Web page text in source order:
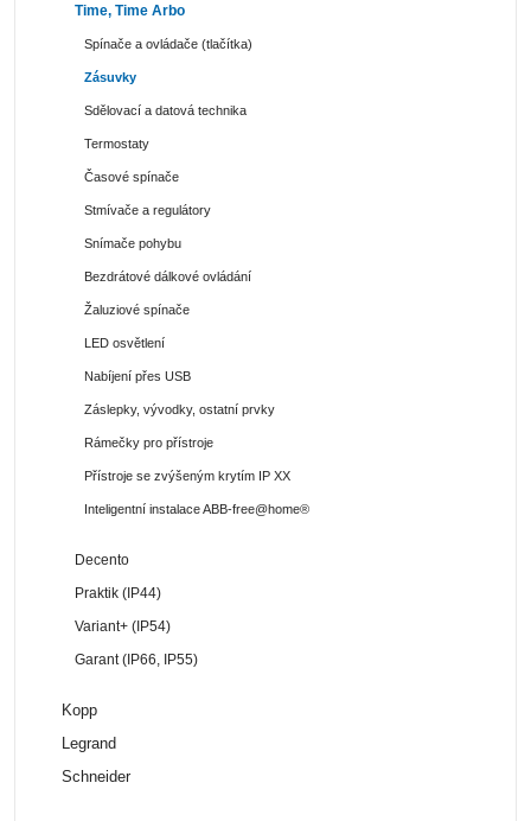
Time, Time Arbo
Spínače a ovládače (tlačítka)
Zásuvky
Sdělovací a datová technika
Termostaty
Časové spínače
Stmívače a regulátory
Snímače pohybu
Bezdrátové dálkové ovládání
Žaluziové spínače
LED osvětlení
Nabíjení přes USB
Záslepky, vývodky, ostatní prvky
Rámečky pro přístroje
Přístroje se zvýšeným krytím IP XX
Inteligentní instalace ABB-free@home®
Decento
Praktik (IP44)
Variant+ (IP54)
Garant (IP66, IP55)
Kopp
Legrand
Schneider